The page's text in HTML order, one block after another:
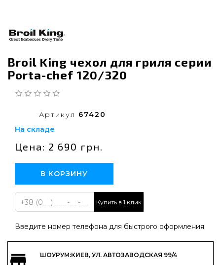
Broil King чехол для гриля серии
Porta-chef 120/320
Артикул 67420
На складе
Цена: 2 690 грн.
В КОРЗИНУ
Купить в 1 клик
Введите номер телефона для быстрого оформления
ШОУРУМ:КИЕВ, УЛ. АВТОЗАВОДСКАЯ 99/4